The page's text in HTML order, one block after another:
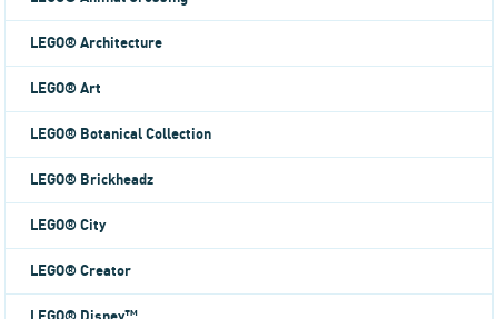
LEGO® Architecture
LEGO® Art
LEGO® Botanical Collection
LEGO® Brickheadz
LEGO® City
LEGO® Creator